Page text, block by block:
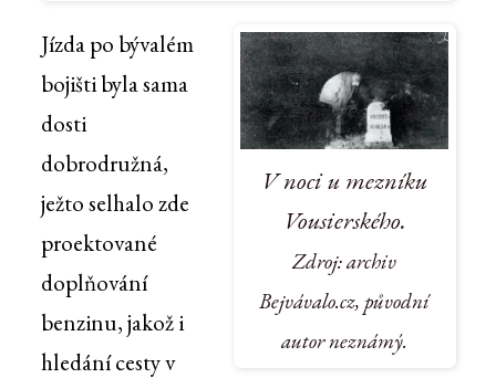
V noci u mezníku
Vousierského.
Zdroj: archiv
Bejvávalo.cz, původní
autor neznámý.
Jízda po bývalém
bojišti byla sama
dosti
dobrodružná,
ježto selhalo zde
proektované
doplňování
benzinu, jakož i
hledání cesty v